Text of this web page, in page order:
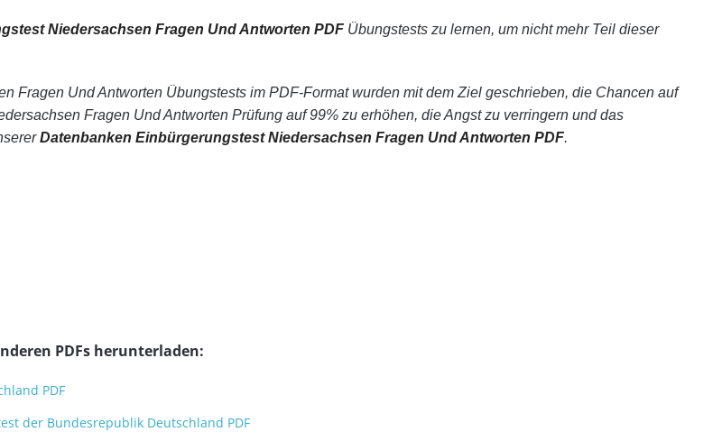
Niedersachsen Fragen Und Antworten PDFÜbungstests zu lernen, um nicht mehr Teil dieser
Fragen Und Antworten Übungstests im PDF-Format wurden mit dem Ziel geschrieben, die Chancen auf
Fragen Und Antworten Prüfung auf 99% zu erhöhen, die Angst zu verringern und das
Datenbanken Einbürgerungstest Niedersachsen Fragen Und Antworten PDF.
PDFs herunterladen:
PDF
der Bundesrepublik Deutschland PDF